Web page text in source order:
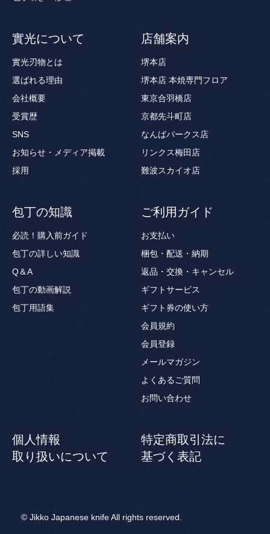
實光について
實光刃物とは
選ばれる理由
会社概要
受賞歴
SNS
お知らせ・メディア掲載
採用
店舗案内
堺本店
堺本店 本焼専門フロア
東京合羽橋店
京都先斗町店
なんばパークス店
リンクス梅田店
難波スカイオ店
包丁の知識
必読！購入前ガイド
包丁の詳しい知識
Q＆A
包丁の動画解説
包丁用語集
ご利用ガイド
お支払い
梱包・配送・納期
返品・交換・キャンセル
ギフトサービス
ギフト券の使い方
会員規約
会員登録
メールマガジン
よくあるご質問
お問い合わせ
個人情報
取り扱いについて
特定商取引法に
基づく表記
© Jikko Japanese knife All rights reserved.